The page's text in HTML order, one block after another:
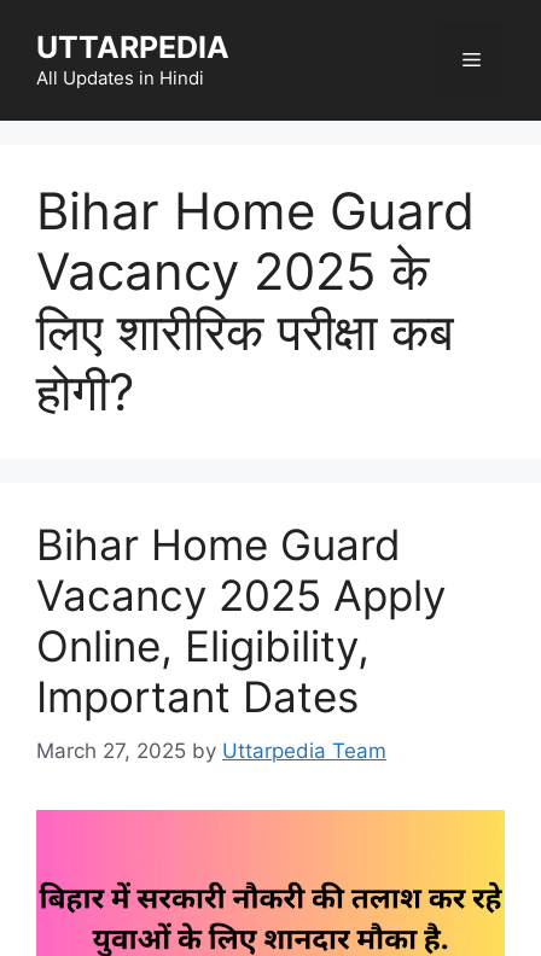
content
UTTARPEDIA
All Updates in Hindi
Menu
Bihar Home Guard
Vacancy 2025 के
लिए शारीरिक परीक्षा कब
होगी?
Bihar Home Guard
Vacancy 2025 Apply
Online, Eligibility,
Important Dates
March 27, 2025 by Uttarpedia Team